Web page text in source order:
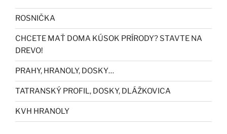
ROSNIČKA
CHCETE MAŤ DOMA KÚSOK PRÍRODY? STAVTE NA
DREVO!
PRAHY, HRANOLY, DOSKY…
TATRANSKÝ PROFIL, DOSKY, DLÁŽKOVICA
KVH HRANOLY